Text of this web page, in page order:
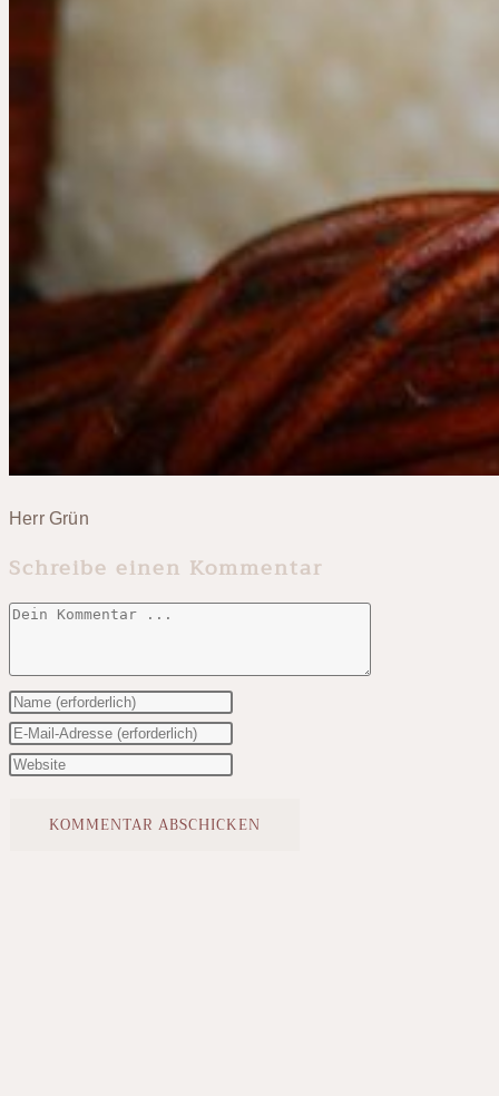
Herr Grün
Schreibe einen Kommentar